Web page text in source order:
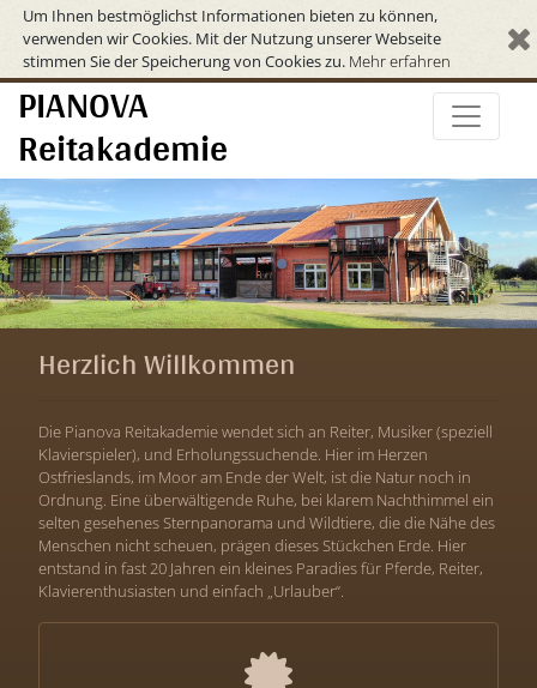
Um Ihnen bestmöglichst Informationen bieten zu können,
verwenden wir Cookies. Mit der Nutzung unserer Webseite
stimmen Sie der Speicherung von Cookies zu. Mehr erfahren
PIANOVA
Reitakademie
Herzlich Willkommen
Die Pianova Reitakademie wendet sich an Reiter, Musiker (speziell
Klavierspieler), und Erholungssuchende. Hier im Herzen
Ostfrieslands, im Moor am Ende der Welt, ist die Natur noch in
Ordnung. Eine überwältigende Ruhe, bei klarem Nachthimmel ein
selten gesehenes Sternpanorama und Wildtiere, die die Nähe des
Menschen nicht scheuen, prägen dieses Stückchen Erde. Hier
entstand in fast 20 Jahren ein kleines Paradies für Pferde, Reiter,
Klavierenthusiasten und einfach „Urlauber“.